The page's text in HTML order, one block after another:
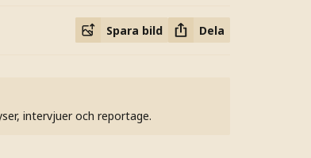
Spara bild Dela
intervjuer och reportage.